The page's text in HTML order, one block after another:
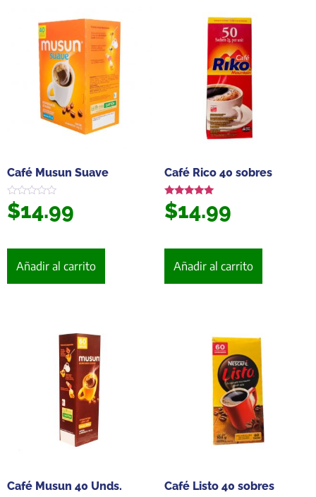
Café Musun Suave
Valorado
en
$14.99
Añadir al carrito
Café Rico 40 sobres
Valorado en
5.00
de 5
$14.99
Añadir al carrito
Café Musun 40 Unds. Café Listo 40 sobres